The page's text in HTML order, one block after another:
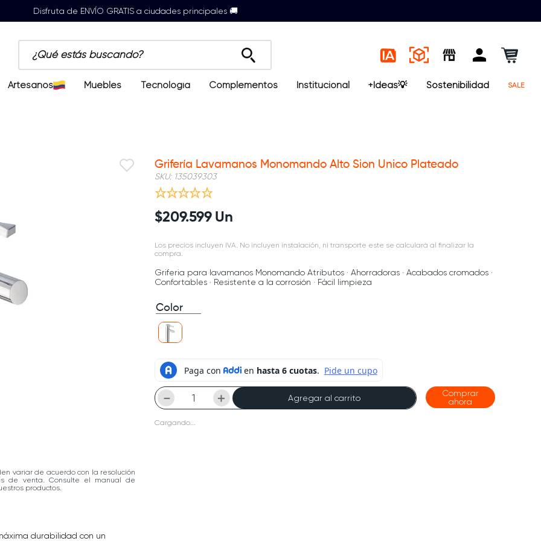
Disfruta de ENVÍO GRATIS a ciudades principales 🚚
¿Qué estás buscando?
Artesanos Muebles Tecnología Complementos Institucional +Ideas💡 Sostenibilidad SALE
variar de acuerdo con la resolución
de venta. Consulte el manual de
productos.
durabilidad con un
Grifería Lavamanos Monomando Alto Sion Unico Plateado
SKU: 135039303
$209.599 Un
Los precios incluyen IVA. No incluyen instalación, ni transporte este se calculará al finalizar la
compra.
Griferia para lavamanos Monomando Atributos · Ahorradoras · Acabados cromados ·
Confortables · Resistente a la corrosión · Fácil limpieza
Color
＋
－ Agregar al carrito
Cargando...
Comprar
ahora